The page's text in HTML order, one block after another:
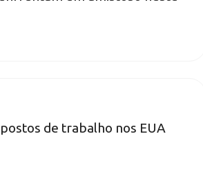
de trabalho nos EUA